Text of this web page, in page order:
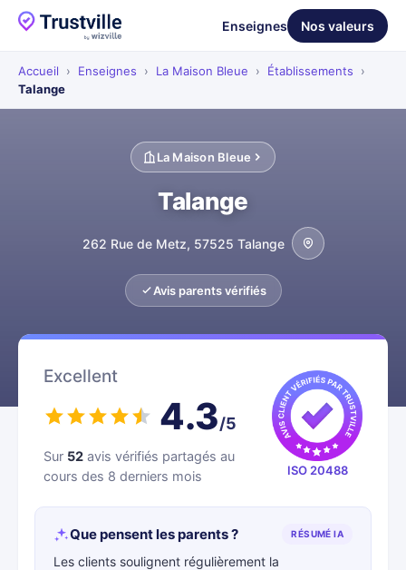
Enseignes Nos valeurs
Accueil › Enseignes › La Maison Bleue › Établissements
›
Talange
La Maison Bleue
Talange
262 Rue de Metz, 57525 Talange
Avis parents vérifiés
Excellent
4.3/5
Sur 52 avis vérifiés partagés au
cours des 8 derniers mois
ISO 20488
Que pensent les parents ? RÉSUMÉ IA
Les clients soulignent régulièrement la